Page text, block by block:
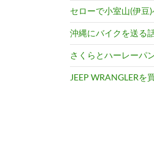
セローで小室山(伊豆)
沖縄にバイクを送る
さくらとハーレーパ
JEEP WRANGLERを